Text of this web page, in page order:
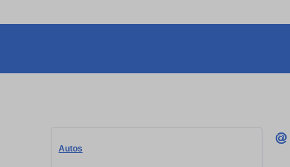
Autos